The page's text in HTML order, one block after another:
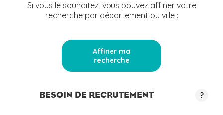
Si vous le souhaitez, vous pouvez affiner votre
recherche par département ou ville :
Affiner ma
recherche
BESOIN DE RECRUTEMENT ?